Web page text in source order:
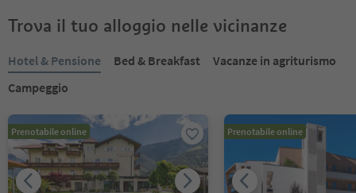
Trova il tuo alloggio nelle vicinanze
Hotel & Pensione Bed & Breakfast
Vacanze in agriturismo
Campeggio
Prenotabile online Prenotabile online